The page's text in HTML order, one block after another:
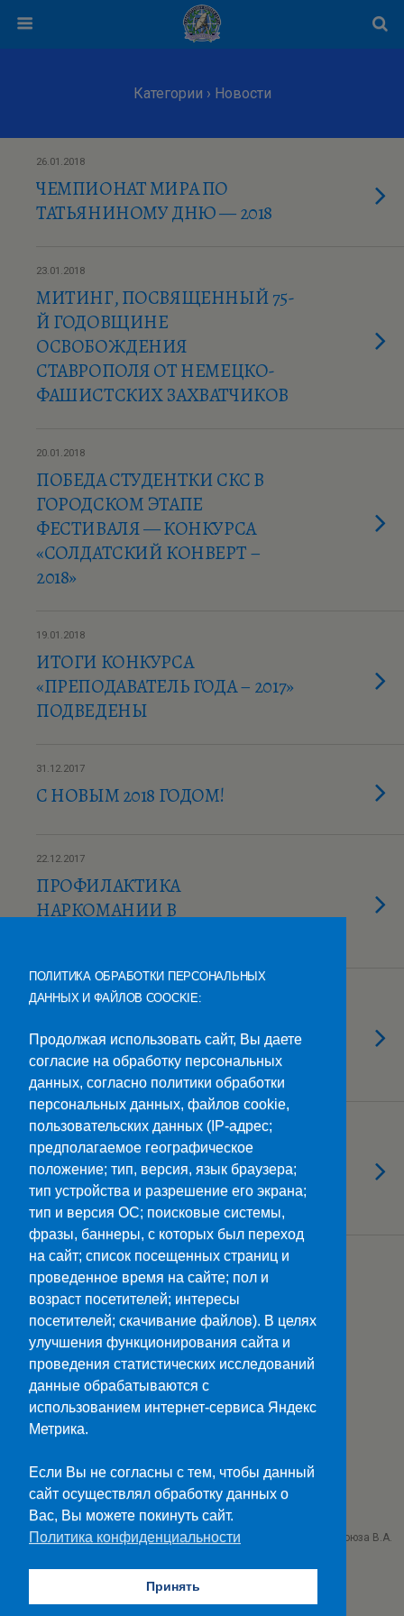
Категории › Новости
26.01.2018
ЧЕМПИОНАТ МИРА ПО
ТАТЬЯНИНОМУ ДНЮ — 2018
23.01.2018
МИТИНГ, ПОСВЯЩЕННЫЙ 75-
Й ГОДОВЩИНЕ
ОСВОБОЖДЕНИЯ
СТАВРОПОЛЯ ОТ НЕМЕЦКО-
ФАШИСТСКИХ ЗАХВАТЧИКОВ
20.01.2018
ПОБЕДА СТУДЕНТКИ СКС В
ГОРОДСКОМ ЭТАПЕ
ФЕСТИВАЛЯ — КОНКУРСА
«СОЛДАТСКИЙ КОНВЕРТ –
2018»
19.01.2018
ИТОГИ КОНКУРСА
«ПРЕПОДАВАТЕЛЬ ГОДА – 2017»
ПОДВЕДЕНЫ
31.12.2017
С НОВЫМ 2018 ГОДОМ!
22.12.2017
ПРОФИЛАКТИКА
НАРКОМАНИИ В
21.12.2017
ОКУНУЛИСЬ В АТМОСФЕРУ
БАЛА 19 ВЕКА
20.12.2017
ЛУЧШИХ СТУДЕНТОВ
СТАВРОПОЛЯ ОТМЕТИЛИ НА
МОЛОДЕЖНОМ БАЛЕ
Загрузить Еще Из Этой Категории…
Наверх
Мобильн.
Министерство науки и высшего образования>>
Госуслуги>>
ГБПОУ "Ставропольский колледж связи им. Героя Советского Союза В.А.
ПОЛИТИКА ОБРАБОТКИ ПЕРСОНАЛЬНЫХ
ДАННЫХ И ФАЙЛОВ COOCKIE:
Продолжая использовать сайт, Вы даете
согласие на обработку персональных
данных, согласно политики обработки
персональных данных, файлов cookie,
пользовательских данных (IP-адрес;
предполагаемое географическое
положение; тип, версия, язык браузера;
тип устройства и разрешение его экрана;
тип и версия ОС; поисковые системы,
фразы, баннеры, с которых был переход
на сайт; список посещенных страниц и
проведенное время на сайте; пол и
возраст посетителей; интересы
посетителей; скачивание файлов). В целях
улучшения функционирования сайта и
проведения статистических исследований
данные обрабатываются с
использованием интернет-сервиса Яндекс
Метрика.
Если Вы не согласны с тем, чтобы данный
сайт осуществлял обработку данных о
Вас, Вы можете покинуть сайт.
Политика конфиденциальности
Принять